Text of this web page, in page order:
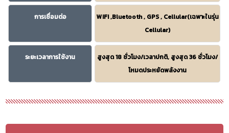
การเชื่อมต่อ
WIFI ,Bluetooth , GPS , Cellular(เฉพาะในรุ่น
Cellular)
ระยะเวลาการใช้งาน
สูงสุด 18 ชั่วโมง/เวลาปกติ, สูงสุด 36 ชั่วโมง/
โหมดประหยัดพลังงาน